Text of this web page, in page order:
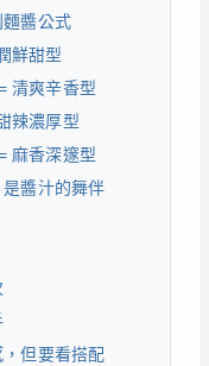
醬公式
鮮甜型
清爽辛香型
辣濃厚型
麻香深邃型
醬汁的舞伴
但要看搭配